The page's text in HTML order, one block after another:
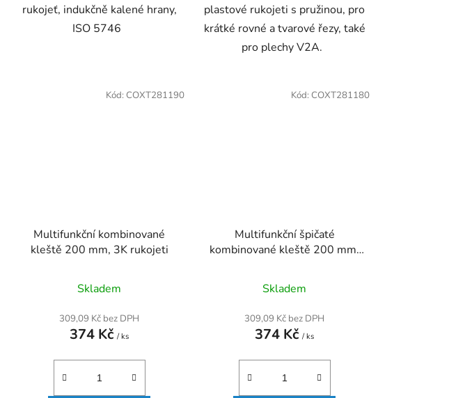
rukojeť, indukčně kalené hrany,
ISO 5746
plastové rukojeti s pružinou, pro
krátké rovné a tvarové řezy, také
pro plechy V2A.
Multifunkční kombinované
kleště 200 mm, 3K rukojeti
Skladem
309,09 Kč bez DPH
374 Kč/ ks
Kód: COXT281190
Multifunkční špičaté
kombinované kleště 200 mm,
Skladem
309,09 Kč bez DPH
374 Kč/ ks
Kód: COXT281180